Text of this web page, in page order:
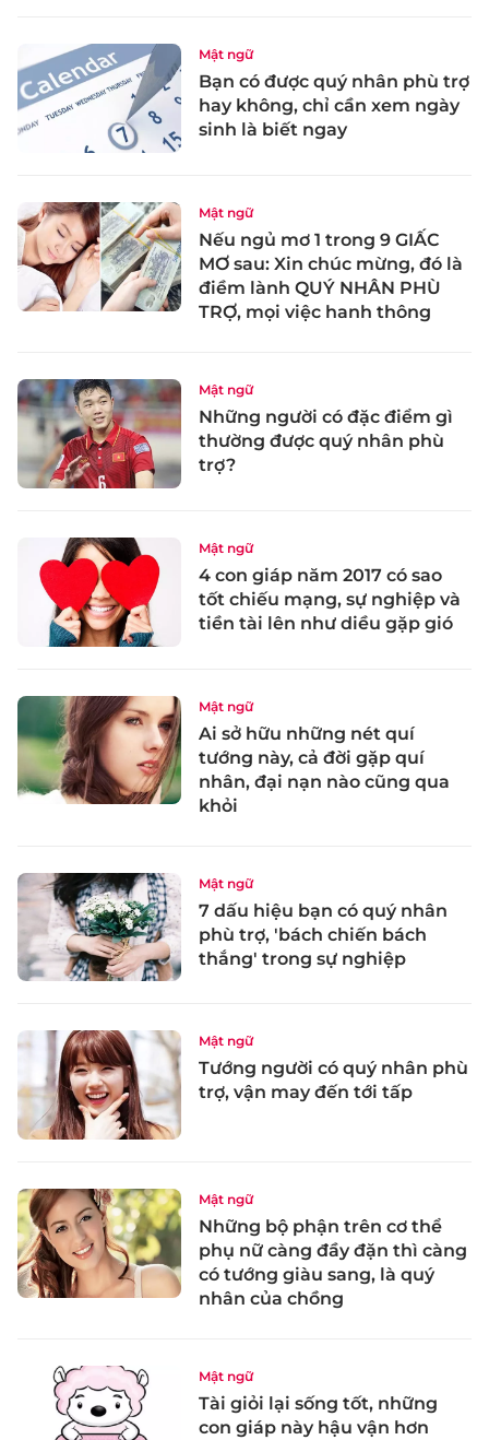
Mật ngữ
Bạn có được quý nhân phù trợ
hay không, chỉ cần xem ngày
sinh là biết ngay
Mật ngữ
Nếu ngủ mơ 1 trong 9 GIẤC
MƠ sau: Xin chúc mừng, đó là
điềm lành QUÝ NHÂN PHÙ
TRỢ, mọi việc hanh thông
Mật ngữ
Những người có đặc điểm gì
thường được quý nhân phù
trợ?
Mật ngữ
4 con giáp năm 2017 có sao
tốt chiếu mạng, sự nghiệp và
tiền tài lên như diều gặp gió
Mật ngữ
Ai sở hữu những nét quí
tướng này, cả đời gặp quí
nhân, đại nạn nào cũng qua
khỏi
Mật ngữ
7 dấu hiệu bạn có quý nhân
phù trợ, 'bách chiến bách
thắng' trong sự nghiệp
Mật ngữ
Tướng người có quý nhân phù
trợ, vận may đến tới tấp
Mật ngữ
Những bộ phận trên cơ thể
phụ nữ càng đầy đặn thì càng
có tướng giàu sang, là quý
nhân của chồng
Mật ngữ
Tài giỏi lại sống tốt, những
con giáp này hậu vận hơn